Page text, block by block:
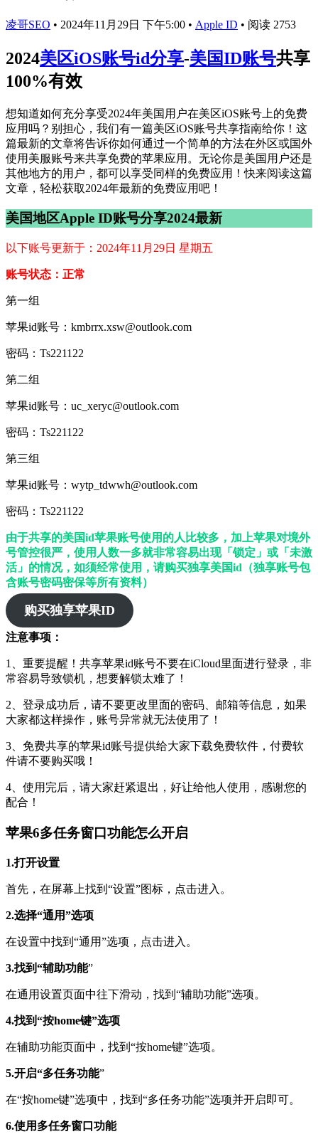
凌哥SEO • 2024年11月29日 下午5:00 • Apple ID • 阅读 2753
2024美区iOS账号id分享-美国ID账号共享
100%有效
想知道如何充分享受2024年美国用户在美区iOS账号上的免费
应用吗？别担心，我们有一篇美区iOS账号共享指南给你！这
篇最新的文章将告诉你如何通过一个简单的方法在外区或国外
使用美服账号来共享免费的苹果应用。无论你是美国用户还是
其他地方的用户，都可以享受同样的免费应用！快来阅读这篇
文章，轻松获取2024年最新的免费应用吧！
美国地区Apple ID账号分享2024最新
以下账号更新于：2024年11月29日 星期五
账号状态：正常
第一组
苹果id账号：kmbrrx.xsw@outlook.com
密码：Ts221122
第二组
苹果id账号：uc_xeryc@outlook.com
密码：Ts221122
第三组
苹果id账号：wytp_tdwwh@outlook.com
密码：Ts221122
由于共享的美国id苹果账号使用的人比较多，加上苹果对境外
号管控很严，使用人数一多就非常容易出现「锁定」或「未激
活」的情况，如须经常使用，请购买独享美国id（独享账号包
含账号密码密保等所有资料）
购买独享苹果ID
注意事项：
1、重要提醒！共享苹果id账号不要在iCloud里面进行登录，非
常容易导致锁机，想要解锁太难了！
2、登录成功后，请不要更改里面的密码、邮箱等信息，如果
大家都这样操作，账号异常就无法使用了！
3、免费共享的苹果id账号提供给大家下载免费软件，付费软
件请不要购买哦！
4、使用完后，请大家赶紧退出，好让给他人使用，感谢您的
配合！
苹果6多任务窗口功能怎么开启
1.打开设置
首先，在屏幕上找到“设置”图标，点击进入。
2.选择“通用”选项
在设置中找到“通用”选项，点击进入。
3.找到“辅助功能”
在通用设置页面中往下滑动，找到“辅助功能”选项。
4.找到“按home键”选项
在辅助功能页面中，找到“按home键”选项。
5.开启“多任务功能”
在“按home键”选项中，找到“多任务功能”选项并开启即可。
6.使用多任务窗口功能